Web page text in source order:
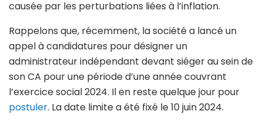
causée par les perturbations liées à l’inflation.
Rappelons que, récemment, la société a lancé un
appel à candidatures pour désigner un
administrateur indépendant devant siéger au sein de
son CA pour une période d’une année couvrant
l’exercice social 2024. Il en reste quelque jour pour
postuler. La date limite a été fixé le 10 juin 2024.